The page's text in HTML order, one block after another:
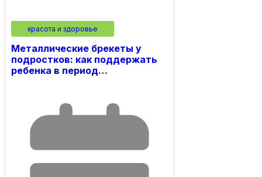
красота и здоровье
Металлические брекеты у
подростков: как поддержать
ребенка в период…